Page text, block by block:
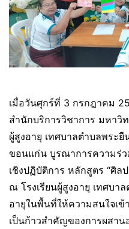
เมื่อวันศุกร์ที่ 3 กรกฎาคม
สำนักบริการวิชาการ มหาวิ
ผู้สูงอายุ เทศบาลตำบลพระ
ขอนแก่น บูรณาการความร่
เชิงปฏิบัติการ หลักสูตร “ศิล
ณ โรงเรียนผู้สูงอายุ เทศบา
อายุในพื้นที่ให้ความสนใจเ
เป็นก้าวสำคัญของการผสา